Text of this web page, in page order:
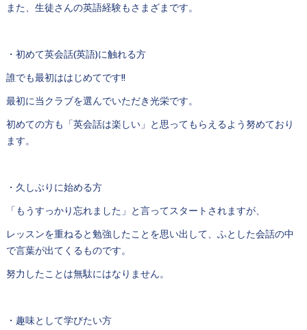
また、生徒さんの英語経験もさまざまです。
・初めて英会話(英語)に触れる方
誰でも最初ははじめてです!!
最初に当クラブを選んでいただき光栄です。
初めての方も「英会話は楽しい」と思ってもらえるよう努めており
ます。
・久しぶりに始める方
「もうすっかり忘れました」と言ってスタートされますが、
レッスンを重ねると勉強したことを思い出して、ふとした会話の中
で言葉が出てくるものです。
努力したことは無駄にはなりません。
・趣味として学びたい方